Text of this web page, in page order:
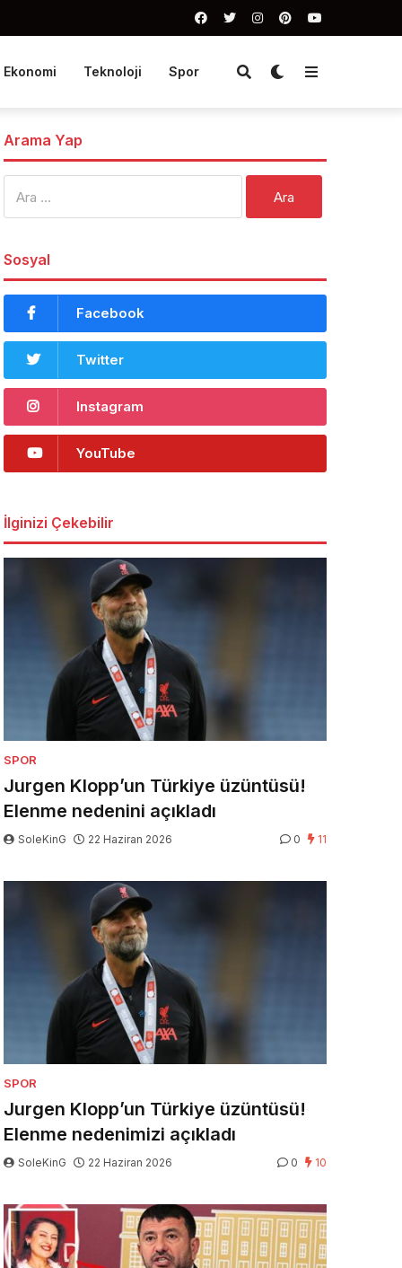
Ekonomi Teknoloji Spor
Arama Yap
Sosyal
Facebook
Twitter
Instagram
YouTube
İlginizi Çekebilir
SPOR
Jurgen Klopp’un Türkiye üzüntüsü!
Elenme nedenini açıkladı
SoleKinG 22 Haziran 2026 0 11
SPOR
Jurgen Klopp’un Türkiye üzüntüsü!
Elenme nedenimizi açıkladı
SoleKinG 22 Haziran 2026 0 10